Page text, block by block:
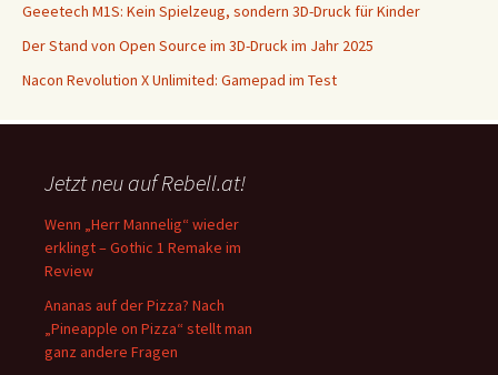
Geeetech M1S: Kein Spielzeug, sondern 3D-Druck für Kinder
Der Stand von Open Source im 3D-Druck im Jahr 2025
Nacon Revolution X Unlimited: Gamepad im Test
Jetzt neu auf Rebell.at!
Wenn „Herr Mannelig“ wieder
erklingt – Gothic 1 Remake im
Review
Ananas auf der Pizza? Nach
„Pineapple on Pizza“ stellt man
ganz andere Fragen